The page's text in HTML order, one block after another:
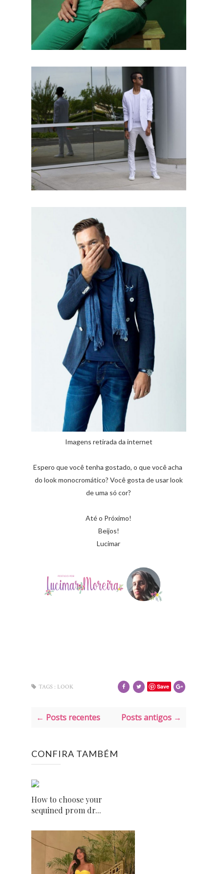
Imagens retirada da internet
Espero que você tenha gostado, o que você acha
do look monocromático? Você gosta de usar look
de uma só cor?
Até o Próximo!
Beijos!
Lucimar
Save
TAGS : LOOK
← Posts recentes Posts antigos →
CONFIRA TAMBÉM
How to choose your
sequined prom dr...